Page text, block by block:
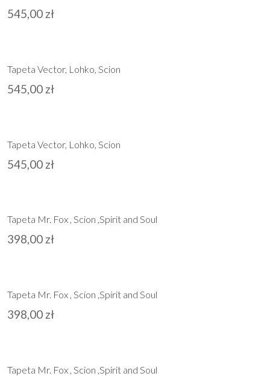
545,00 zł
Tapeta Vector, Lohko, Scion
545,00 zł
Tapeta Vector, Lohko, Scion
545,00 zł
Tapeta Mr. Fox , Scion ,Spirit and Soul
398,00 zł
Tapeta Mr. Fox , Scion ,Spirit and Soul
398,00 zł
Tapeta Mr. Fox , Scion ,Spirit and Soul